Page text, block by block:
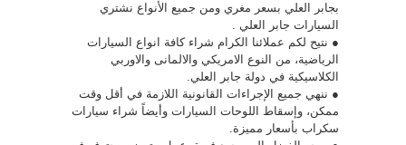
بجابر العلي بسعر مغري ومن جميع الأنواع نشتري
السيارات جابر العلي .
● نتيح لكم عملائنا الكرام شراء كافة انواع السيارات
الرياضية، من النوع الامريكي والالمانى والاوربي
الكلاسيكية في دولة جابر العلي.
● ننهي جميع الإجراءات القانونية اللازمة في أقل وقت
ممكن، وإسقاط اللوحات السيارات وأيضاً شراء سيارات
سكراب بأسعار مميزة.